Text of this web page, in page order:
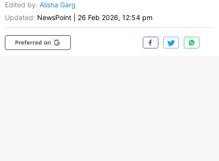
Edited by: Alisha Garg
Updated: NewsPoint 26 Feb 2026, 12:54 pm